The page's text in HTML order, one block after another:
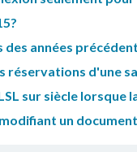
années
réservations d'une
sur siècle lorsque
un